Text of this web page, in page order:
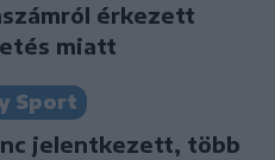
érkezett
miatt
Sport
jelentkezett, több